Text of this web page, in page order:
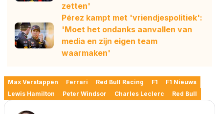
zetten'
Pérez kampt met 'vriendjespolitiek':
'Moet het ondanks aanvallen van
media en zijn eigen team
waarmaken'
Max Verstappen Ferrari Red Bull Racing F1
F1 Nieuws
Lewis Hamilton
Peter Windsor Charles Leclerc Red Bull